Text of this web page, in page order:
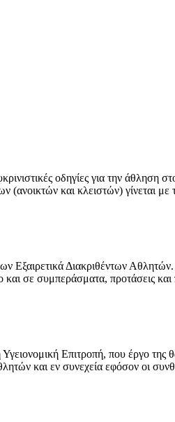
οδηγίες για την άθληση
και κλειστών) γίνεται με
Διακριθέντων
σε συμπεράσματα, προτάσεις
Επιτροπή, που έργο της
και εν συνεχεία εφόσον οι